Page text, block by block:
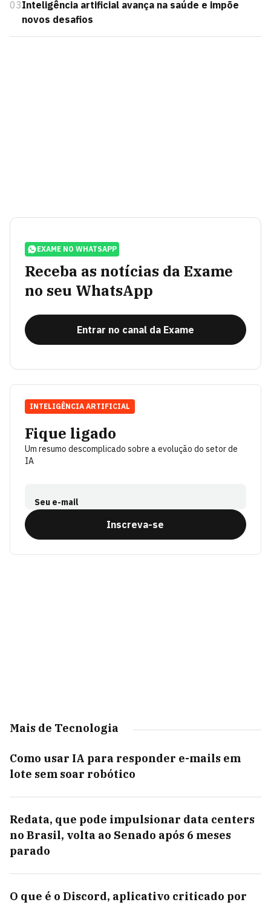
03Inteligência artificial avança na saúde e impõe
novos desafios
EXAME NO WHATSAPP
Receba as notícias da Exame
no seu WhatsApp
Entrar no canal da Exame
Fique ligado
Um resumo descomplicado sobre a evolução do setor de
IA
Seu e-mail
Inscreva-se
INTELIGÊNCIA ARTIFICIAL
Mais de Tecnologia
Como usar IA para responder e-mails em
lote sem soar robótico
Redata, que pode impulsionar data centers
no Brasil, volta ao Senado após 6 meses
parado
O que é o Discord, aplicativo criticado por